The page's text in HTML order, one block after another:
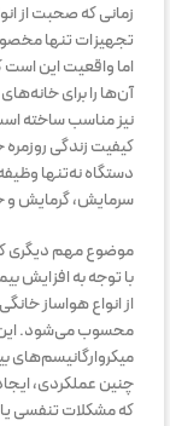
زمانی که صحبت از
تجهیزات تنها
اما واقعیت این
آن‌ها را برای
نیز مناسب ساخته
کیفیت زندگی روزمره
دستگاه نه‌تنها
سرمایش، گرمایش و
موضوع مهم دیگری
با توجه به افزایش
از انواع هواساز
محسوب می‌شود. این
میکروارگانیسم‌های
چنین عملکردی،
که مشکلات تنفسی یا